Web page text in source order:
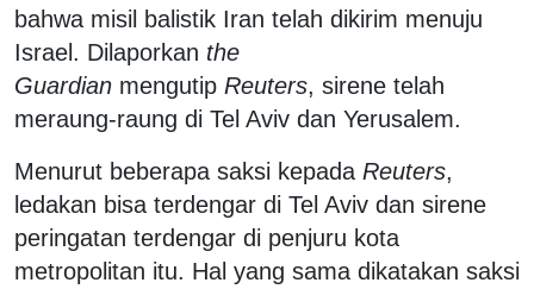
bahwa misil balistik Iran telah dikirim menuju
Israel. Dilaporkan the
Guardian mengutip Reuters, sirene telah
meraung-raung di Tel Aviv dan Yerusalem.
Menurut beberapa saksi kepada Reuters,
ledakan bisa terdengar di Tel Aviv dan sirene
peringatan terdengar di penjuru kota
metropolitan itu. Hal yang sama dikatakan saksi